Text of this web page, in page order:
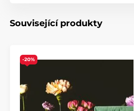
Ekologické a bezpečné řešení
Související produkty
-20%